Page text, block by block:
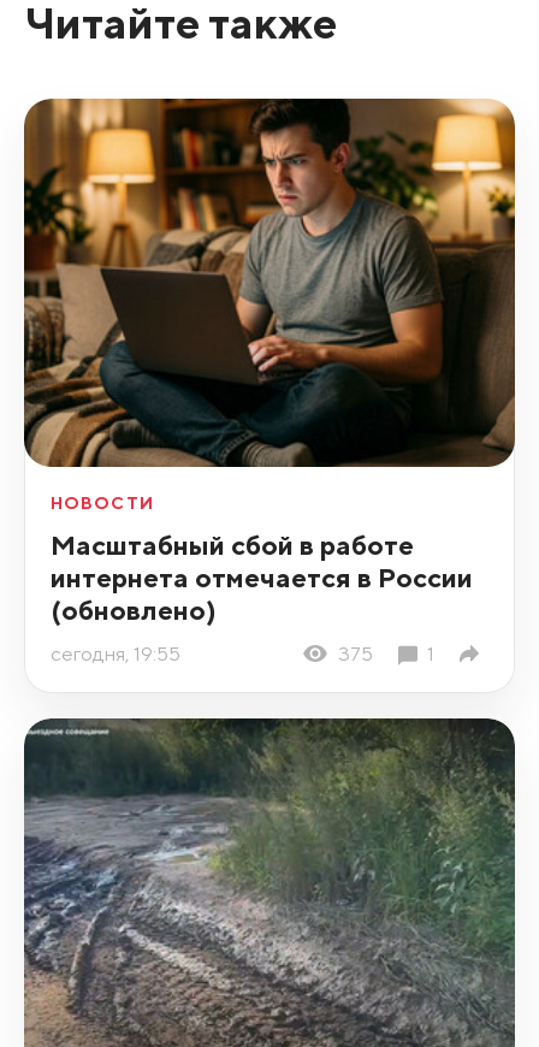
Читайте также
НОВОСТИ
Масштабный сбой в работе
интернета отмечается в России
(обновлено)
сегодня, 19:55 375 1